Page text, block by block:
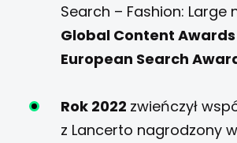
Search – Fashion: Large
Global Content Awards
European Search
Rok 2022 zwieńczył
z Lancerto nagrodzony w